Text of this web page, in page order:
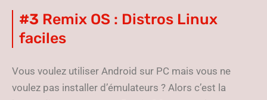
#3 Remix OS : Distros Linux
faciles
Vous voulez utiliser Android sur PC mais vous ne
voulez pas installer d’émulateurs ? Alors c’est la